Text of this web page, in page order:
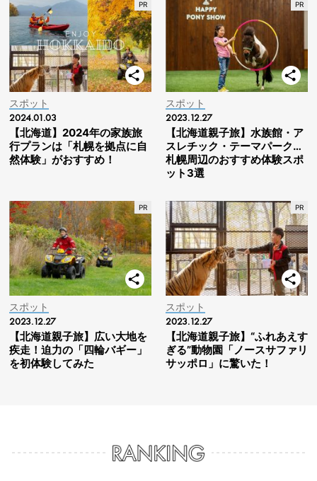
スポット
2024.01.03
【北海道】2024年の家族旅
行プランは「札幌を拠点に自
然体験」がおすすめ！
スポット
2023.12.27
【北海道親子旅】水族館・ア
スレチック・テーマパーク…
札幌周辺のおすすめ体験スポ
ット3選
スポット
2023.12.27
【北海道親子旅】広い大地を
疾走！迫力の「四輪バギー」
を初体験してみた
スポット
2023.12.27
【北海道親子旅】“ふれあえす
ぎる”動物園「ノースサファリ
サッポロ」に驚いた！